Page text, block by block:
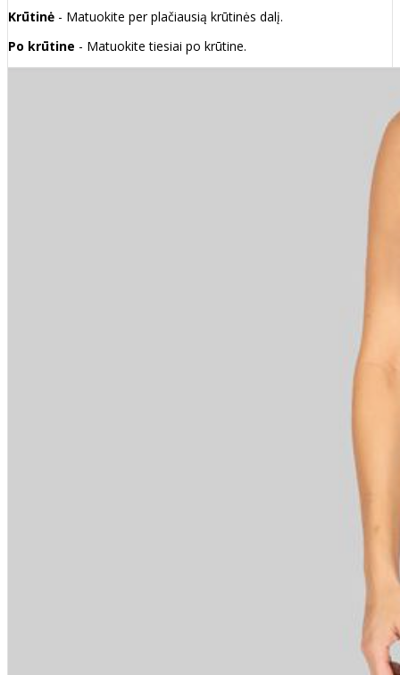
Krūtinė - Matuokite per plačiausią krūtinės dalį.
Po krūtine - Matuokite tiesiai po krūtine.